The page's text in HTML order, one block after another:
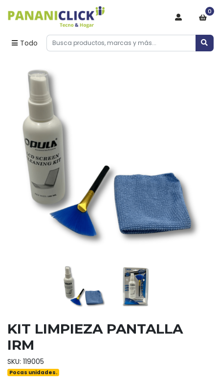
Todo
0
KIT LIMPIEZA PANTALLA
IRM
SKU: 119005
Pocas unidades.